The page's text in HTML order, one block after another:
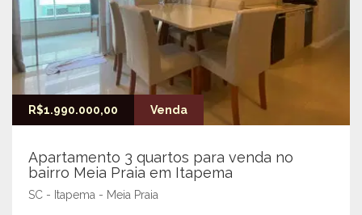
R$1.990.000,00 Venda
Apartamento 3 quartos para venda no
bairro Meia Praia em Itapema
SC - Itapema - Meia Praia